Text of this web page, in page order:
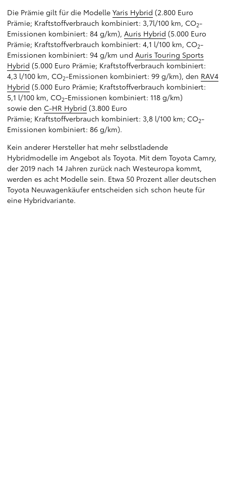
Die Prämie gilt für die Modelle Yaris Hybrid (2.800 Euro
Prämie; Kraftstoffverbrauch kombiniert: 3,7l/100 km, CO2-
Emissionen kombiniert: 84 g/km), Auris Hybrid (5.000 Euro
Prämie; Kraftstoffverbrauch kombiniert: 4,1 l/100 km, CO2-
Emissionen kombiniert: 94 g/km und Auris Touring Sports
Hybrid (5.000 Euro Prämie; Kraftstoffverbrauch kombiniert:
4,3 l/100 km, CO2-Emissionen kombiniert: 99 g/km), den RAV4
Hybrid (5.000 Euro Prämie; Kraftstoffverbrauch kombiniert:
5,1 l/100 km, CO2-Emissionen kombiniert: 118 g/km)
sowie den C-HR Hybrid (3.800 Euro
Prämie; Kraftstoffverbrauch kombiniert: 3,8 l/100 km; CO2-
Emissionen kombiniert: 86 g/km).
Kein anderer Hersteller hat mehr selbstladende
Hybridmodelle im Angebot als Toyota. Mit dem Toyota Camry,
der 2019 nach 14 Jahren zurück nach Westeuropa kommt,
werden es acht Modelle sein. Etwa 50 Prozent aller deutschen
Toyota Neuwagenkäufer entscheiden sich schon heute für
eine Hybridvariante.